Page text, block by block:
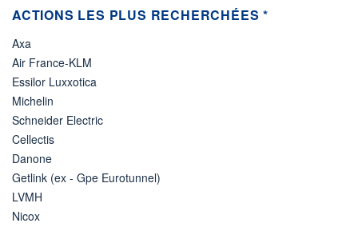
ACTIONS LES PLUS RECHERCHÉES *
Axa
Air France-KLM
Essilor Luxxotica
Michelin
Schneider Electric
Cellectis
Danone
Getlink (ex - Gpe Eurotunnel)
LVMH
Nicox